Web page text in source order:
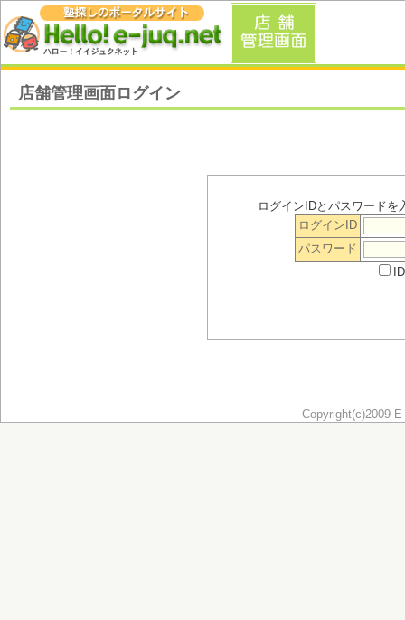
店舗管理画面ログイン
ログインIDとパスワード
ログインID
パスワード
Copyright(c)2009